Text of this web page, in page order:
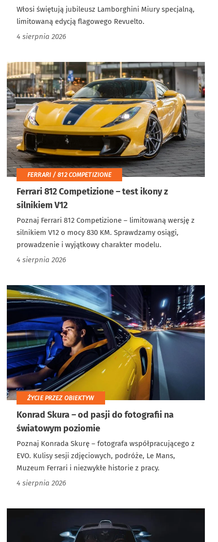
Włosi świętują jubileusz Lamborghini Miury specjalną,
limitowaną edycją flagowego Revuelto.
4 sierpnia 2026
FERRARI / 812 COMPETIZIONE
Ferrari 812 Competizione – test ikony z
silnikiem V12
Poznaj Ferrari 812 Competizione – limitowaną wersję z
silnikiem V12 o mocy 830 KM. Sprawdzamy osiągi,
prowadzenie i wyjątkowy charakter modelu.
4 sierpnia 2026
ŻYCIE PRZEZ OBIEKTYW
Konrad Skura – od pasji do fotografii na
światowym poziomie
Poznaj Konrada Skurę – fotografa współpracującego z
EVO. Kulisy sesji zdjęciowych, podróże, Le Mans,
Muzeum Ferrari i niezwykłe historie z pracy.
4 sierpnia 2026